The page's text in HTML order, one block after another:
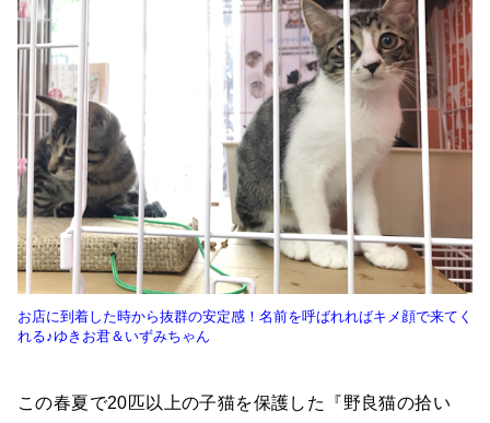
お店に到着した時から抜群の安定感！名前を呼ばれればキメ顔で来てく
れる♪ゆきお君＆いずみちゃん
この春夏で20匹以上の子猫を保護した『野良猫の拾い